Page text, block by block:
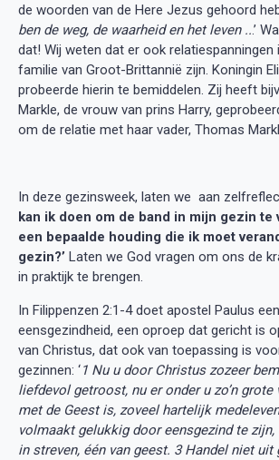
de woorden van de Here Jezus gehoord
ben de weg, de waarheid en het leven ...’
dat! Wij weten dat er ook relatiespanningen
familie van Groot-Brittannië zijn. Koningin
probeerde hierin te bemiddelen. Zij heeft
Markle, de vrouw van prins Harry,
om de relatie met haar vader, Thomas
In deze gezinsweek, laten we aan
kan ik doen om de band in mijn gezin te
een bepaalde houding die ik moet
gezin?’ Laten we God vragen om ons de
in praktijk te brengen.
In Filippenzen 2:1-4 doet apostel Paulus
eensgezindheid, een oproep dat gericht is
van Christus, dat ook van toepassing is
gezinnen: ‘1 Nu u door Christus zozeer
liefdevol getroost, nu er onder u zo’n grote
met de Geest is, zoveel hartelijk
volmaakt gelukkig door eensgezind te zijn,
in streven, één van geest. 3 Handel niet uit